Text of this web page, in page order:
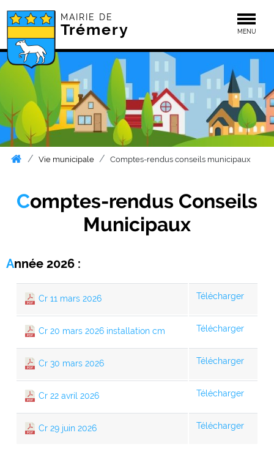
MAIRIE DE
Trémery MENU
Vie municipale Comptes-rendus conseils municipaux
Comptes-rendus Conseils
Municipaux
Année 2026 :
Cr 11 mars 2026 Télécharger
Cr 20 mars 2026 installation cm Télécharger
Cr 30 mars 2026 Télécharger
Cr 22 avril 2026 Télécharger
Cr 29 juin 2026 Télécharger